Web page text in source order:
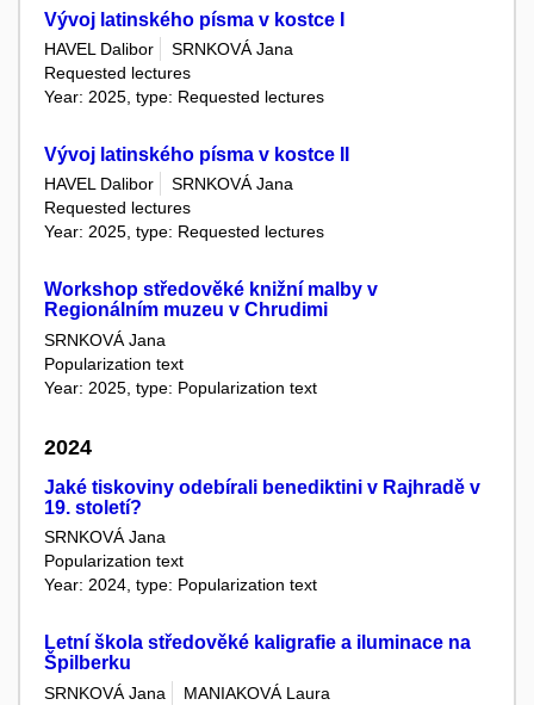
Vývoj latinského písma v kostce I
HAVEL Dalibor
SRNKOVÁ Jana
Requested lectures
Year: 2025, type: Requested lectures
Vývoj latinského písma v kostce II
HAVEL Dalibor
SRNKOVÁ Jana
Requested lectures
Year: 2025, type: Requested lectures
Workshop středověké knižní malby v
Regionálním muzeu v Chrudimi
SRNKOVÁ Jana
Popularization text
Year: 2025, type: Popularization text
2024
Jaké tiskoviny odebírali benediktini v Rajhradě v
19. století?
SRNKOVÁ Jana
Popularization text
Year: 2024, type: Popularization text
Letní škola středověké kaligrafie a iluminace na
Špilberku
SRNKOVÁ Jana
MANIAKOVÁ Laura